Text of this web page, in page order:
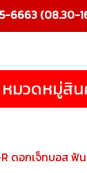
6663 (08.30-
หมวดหมู่สิน
ดอกเจ็ทบอส ฟัน